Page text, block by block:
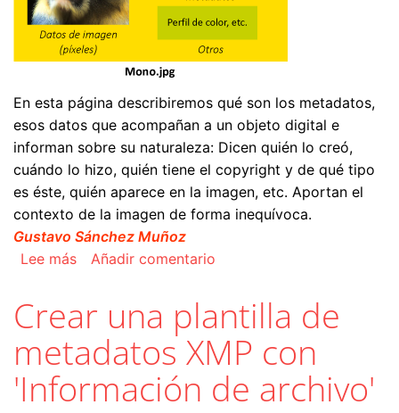
En esta página describiremos qué son los metadatos,
esos datos que acompañan a un objeto digital e
informan sobre su naturaleza: Dicen quién lo creó,
cuándo lo hizo, quién tiene el copyright y de qué tipo
es éste, quién aparece en la imagen, etc. Aportan el
contexto de la imagen de forma inequívoca.
Gustavo Sánchez Muñoz
Lee mássobre Qué son los metadatos XMP y para qué
Añadir comentario
Crear una plantilla de
metadatos XMP con
'Información de archivo'